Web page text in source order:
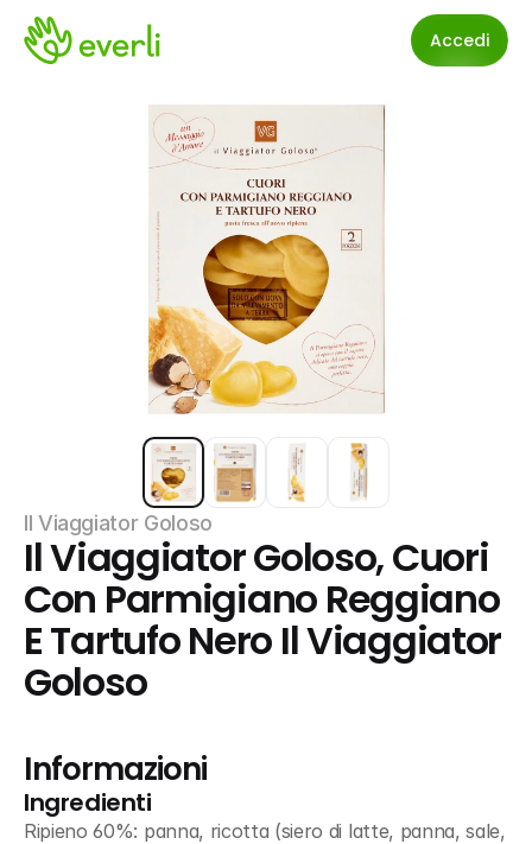
Accedi
Il Viaggiator Goloso
Il Viaggiator Goloso, Cuori
Con Parmigiano Reggiano
E Tartufo Nero Il Viaggiator
Goloso
Informazioni
Ingredienti
Ripieno 60%: panna, ricotta (siero di latte, panna, sale,